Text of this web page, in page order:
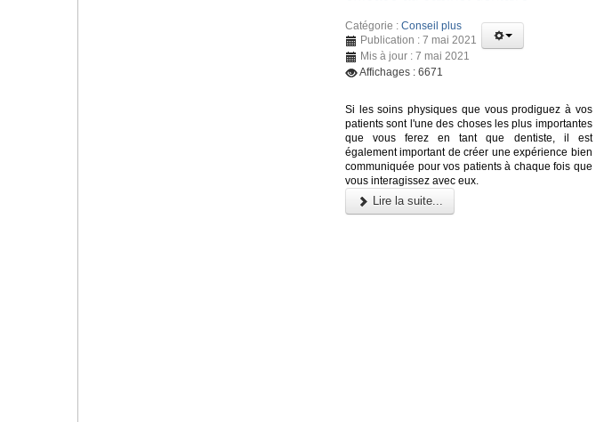
Catégorie : Conseil plus
Publication : 7 mai 2021
Mis à jour : 7 mai 2021
Affichages : 6671
Si les soins physiques que vous prodiguez à vos
patients sont l'une des choses les plus importantes
que vous ferez en tant que dentiste, il est
également important de créer une expérience bien
communiquée pour vos patients à chaque fois que
vous interagissez avec eux.
Lire la suite...